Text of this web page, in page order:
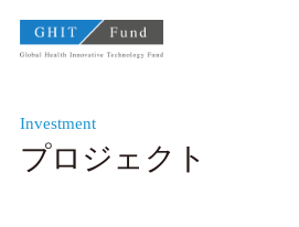
GHIT Fund Global
Investment
プロジェクト